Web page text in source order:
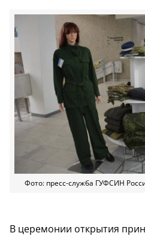
Фото: пресс-служба ГУФСИН
В церемонии открытия